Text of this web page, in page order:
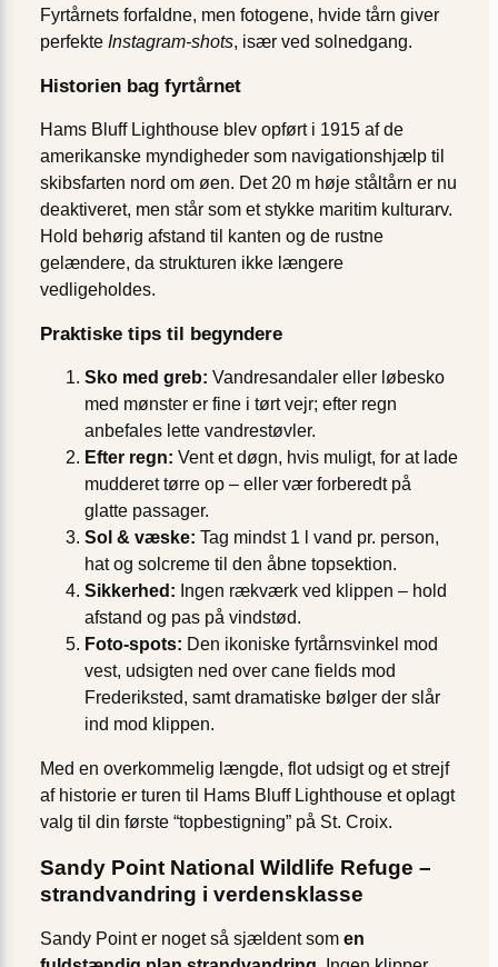
Fyrtårnets forfaldne, men fotogene, hvide tårn giver
perfekte Instagram-shots, især ved solnedgang.
Historien bag fyrtårnet
Hams Bluff Lighthouse blev opført i 1915 af de
amerikanske myndigheder som navigationshjælp til
skibsfarten nord om øen. Det 20 m høje ståltårn er nu
deaktiveret, men står som et stykke maritim kulturarv.
Hold behørig afstand til kanten og de rustne
gelændere, da strukturen ikke længere
vedligeholdes.
Praktiske tips til begyndere
Sko med greb: Vandresandaler eller løbesko
med mønster er fine i tørt vejr; efter regn
anbefales lette vandrestøvler.
Efter regn: Vent et døgn, hvis muligt, for at lade
mudderet tørre op – eller vær forberedt på
glatte passager.
Sol & væske: Tag mindst 1 l vand pr. person,
hat og solcreme til den åbne topsektion.
Sikkerhed: Ingen rækværk ved klippen – hold
afstand og pas på vindstød.
Foto-spots: Den ikoniske fyrtårnsvinkel mod
vest, udsigten ned over cane fields mod
Frederiksted, samt dramatiske bølger der slår
ind mod klippen.
Med en overkommelig længde, flot udsigt og et strejf
af historie er turen til Hams Bluff Lighthouse et oplagt
valg til din første “topbestigning” på St. Croix.
Sandy Point National Wildlife Refuge –
strandvandring i verdensklasse
Sandy Point er noget så sjældent som en